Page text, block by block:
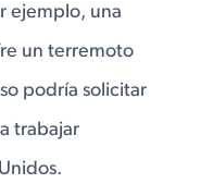
ejemplo, una
un terremoto
podría solicitar
trabajar